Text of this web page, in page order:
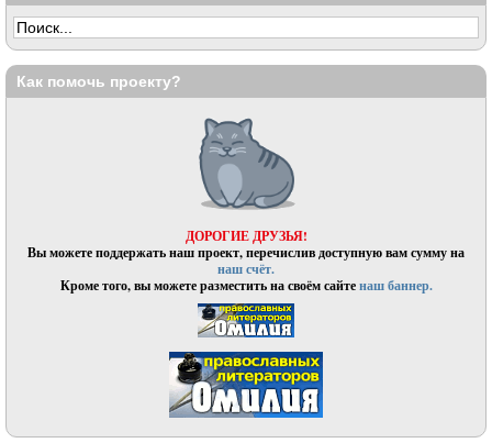
Как помочь проекту?
ДОРОГИЕ ДРУЗЬЯ!
Вы можете поддержать наш проект, перечислив доступную вам сумму на
наш счёт.
Кроме того, вы можете разместить на своём сайтенаш баннер.